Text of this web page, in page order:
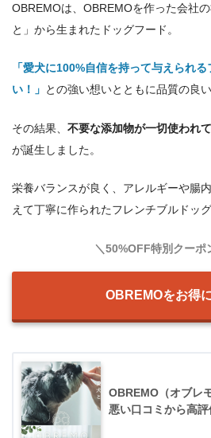
OBREMOは、OBREMOを作った会社
と」から生まれたドッグフード。
「愛犬に100%自信を持って与えられ
い！」 との強い想いとともに品質の良
その結果、 不要な添加物が一切使われ
が誕生しました。
栄養バランスが良く、アレルギーや腸
えて丁寧に作られたフレンチブルドッ
＼50%OFF特別クーポ
OBREMOをお得
OBREMO（オブレ
悪い口コミから高